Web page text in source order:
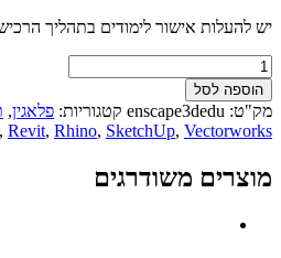
יש להעלות אישור לימודים בתהליך
כמות
של
™Enscape
ArchDesign
Collection
AI
סטודנט
הוספה לסל
מק"ט: enscape3dedu קטגוריות: פלאגין,
, Revit, Rhino, SketchUp, Vectorworks
מוצרים משודרגים